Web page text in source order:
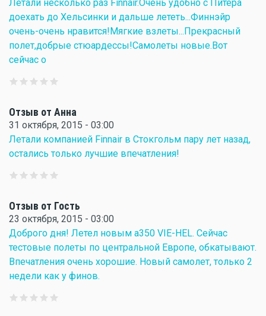
Летали несколько раз Finnair.Очень удобно с Питера
доехать до Хельсинки и дальше лететь...Финнэйр
очень-очень нравится!Мягкие взлеты...Прекрасный
полет,добрые стюардессы!Самолеты новые.Вот
сейчас о
Отзыв от Анна
31 октября, 2015 - 03:00
Летали компанией Finnair в Стокгольм пару лет назад,
остались только лучшие впечатления!
Отзыв от Гость
23 октября, 2015 - 03:00
Доброго дня! Летел новым а350 VIE-HEL. Сейчас
тестовые полеты по центральной Европе, обкатывают.
Впечатления очень хорошие. Новый самолет, только 2
недели как у финов.